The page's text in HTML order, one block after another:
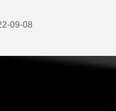
09-08